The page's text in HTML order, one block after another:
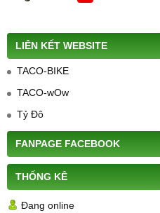
LIÊN KẾT WEBSITE
TACO-BIKE
TACO-wOw
Tỷ Đô
FANPAGE FACEBOOK
THỐNG KÊ
Đang online